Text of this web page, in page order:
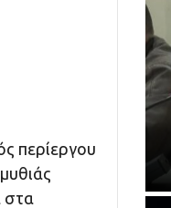
περίεργου
στα